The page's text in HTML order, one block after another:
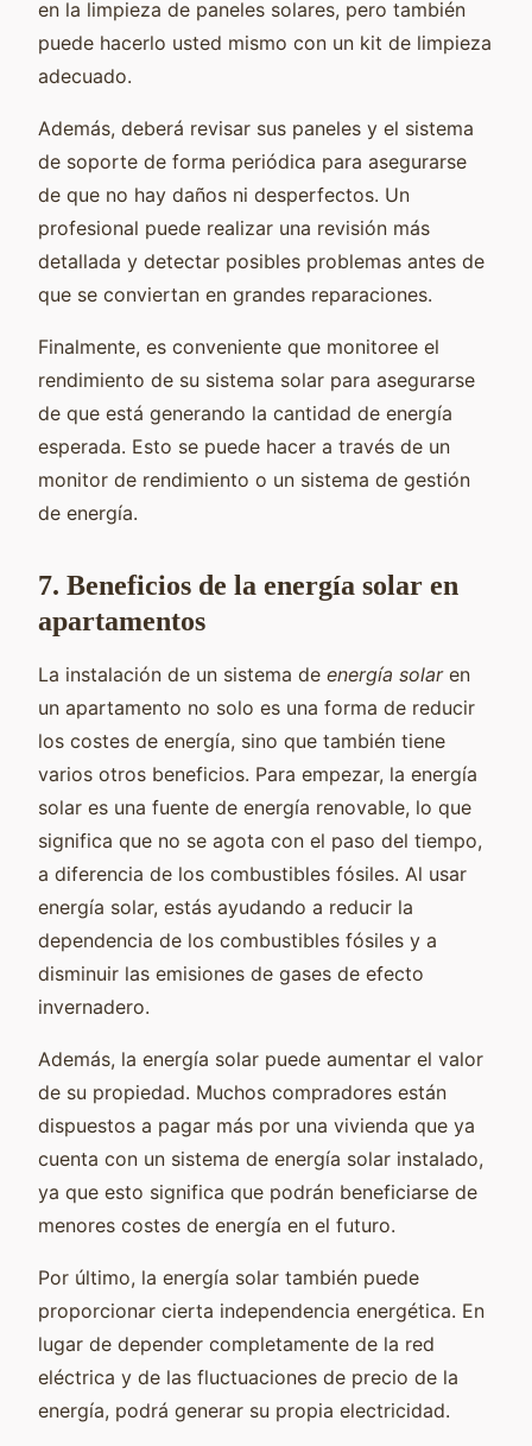
en la limpieza de paneles solares, pero también
puede hacerlo usted mismo con un kit de limpieza
adecuado.
Además, deberá revisar sus paneles y el sistema
de soporte de forma periódica para asegurarse
de que no hay daños ni desperfectos. Un
profesional puede realizar una revisión más
detallada y detectar posibles problemas antes de
que se conviertan en grandes reparaciones.
Finalmente, es conveniente que monitoree el
rendimiento de su sistema solar para asegurarse
de que está generando la cantidad de energía
esperada. Esto se puede hacer a través de un
monitor de rendimiento o un sistema de gestión
de energía.
7. Beneficios de la energía solar en
apartamentos
La instalación de un sistema de energía solaren
un apartamento no solo es una forma de reducir
los costes de energía, sino que también tiene
varios otros beneficios. Para empezar, la energía
solar es una fuente de energía renovable, lo que
significa que no se agota con el paso del tiempo,
a diferencia de los combustibles fósiles. Al usar
energía solar, estás ayudando a reducir la
dependencia de los combustibles fósiles y a
disminuir las emisiones de gases de efecto
invernadero.
Además, la energía solar puede aumentar el valor
de su propiedad. Muchos compradores están
dispuestos a pagar más por una vivienda que ya
cuenta con un sistema de energía solar instalado,
ya que esto significa que podrán beneficiarse de
menores costes de energía en el futuro.
Por último, la energía solar también puede
proporcionar cierta independencia energética. En
lugar de depender completamente de la red
eléctrica y de las fluctuaciones de precio de la
energía, podrá generar su propia electricidad.